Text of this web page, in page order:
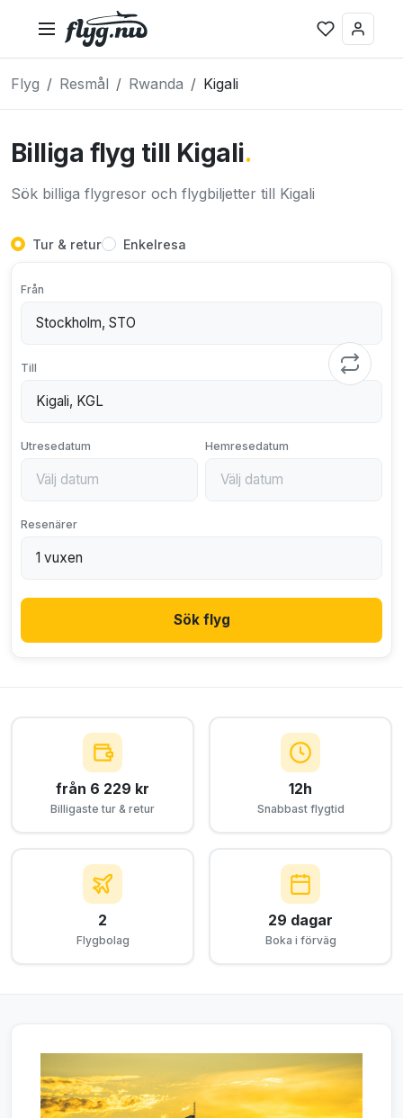
Flyg Resmål Rwanda Kigali
Billiga flyg till Kigali.
Sök billiga flygresor och flygbiljetter till Kigali
Tur & retur Enkelresa
Från
Till
Utresedatum Hemresedatum
Resenärer
Sök flyg
från 6 229 kr
Billigaste tur & retur
12h
Snabbast flygtid
2
Flygbolag
29 dagar
Boka i förväg